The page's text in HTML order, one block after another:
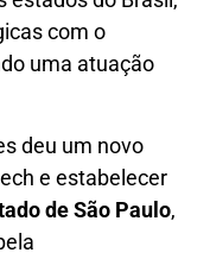
com o
uma atuação
deu um novo
e estabelecer
de São Paulo,